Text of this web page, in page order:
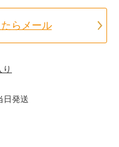
らメール
日発送